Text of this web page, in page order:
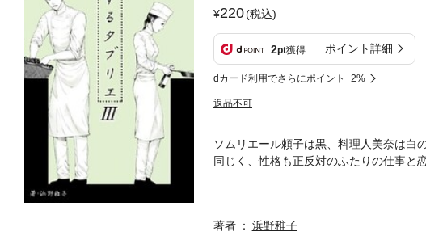
220(税込)
2pt獲得 ポイント詳細
dカード利用でさらにポイント+2%
返品不可
ソムリエール頼子は黒、料理人美奈は白
同じく、性格も正反対のふたりの仕事
のかわからなかったのではない。 どれ
仕事を教えることはあまりなかった。
著者
浜野稚子